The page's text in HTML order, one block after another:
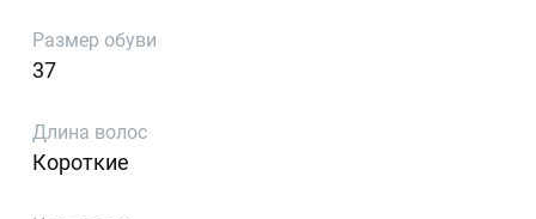
Размер обуви
37
Длина волос
Короткие